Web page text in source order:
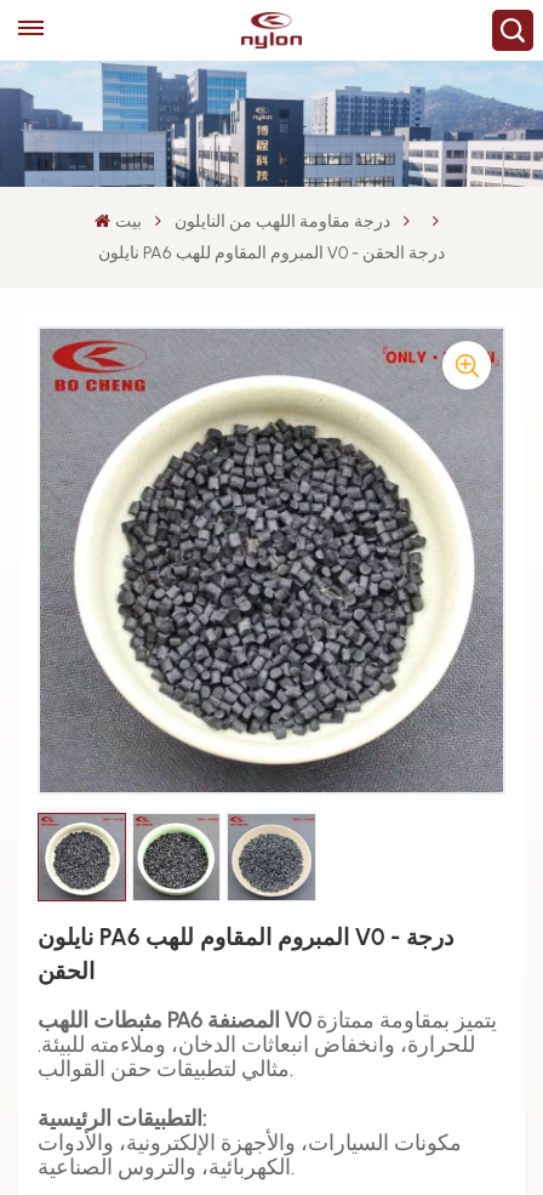
بيت
درجة مقاومة اللهب من النايلون
نايلون PA6 المبروم المقاوم للهب V0 - درجة الحقن
نايلون PA6 المبروم المقاوم للهب V0 - درجة
الحقن
مثبطات اللهب PA6 المصنفة V0
للحرارة، وانخفاض انبعاثات الدخان، وملاءمته للبيئة.
مثالي لتطبيقات حقن القوالب.
التطبيقات الرئيسية:
مكونات السيارات، والأجهزة الإلكترونية، والأدوات
الكهربائية، والتروس الصناعية.